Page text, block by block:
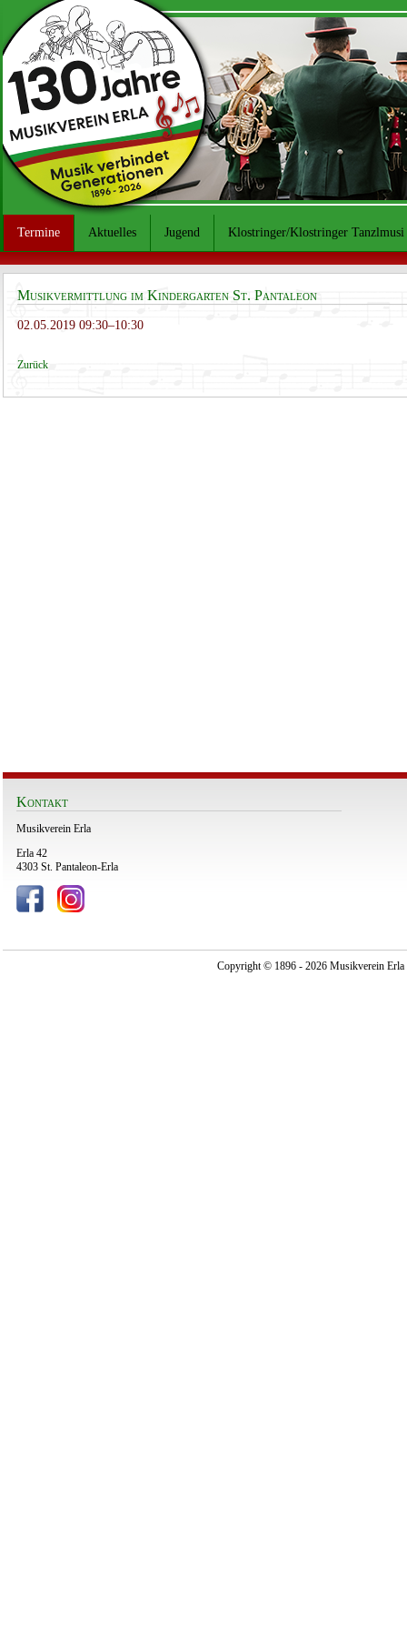
Termine Aktuelles Jugend Klostringer/Klostringer Tanzlmusi
Musikvermittlung im Kindergarten St. Pantaleon
02.05.2019 09:30–10:30
Zurück
Kontakt
Musikverein Erla
Erla 42
4303 St. Pantaleon-Erla
Copyright © 1896 - 2026 Musikverein Erla